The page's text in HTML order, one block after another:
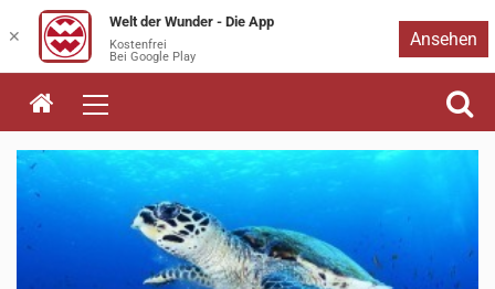
Zum
Inhalt
springen
✕
Welt der Wunder - Die App
Kostenfrei
Bei Google Play
Ansehen